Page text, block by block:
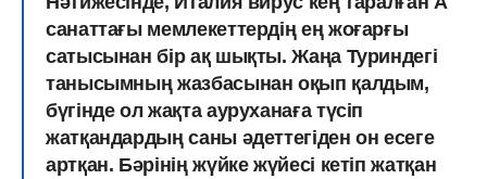
санаттағы мемлекеттердің ең жоғарғы
сатысынан бір ақ шықты. Жаңа Туриндегі
танысымның жазбасынан оқып қалдым,
бүгінде ол жақта ауруханаға түсіп
жатқандардың саны әдеттегіден он есеге
артқан. Бәрінің жүйке жүйесі кетіп жатқан